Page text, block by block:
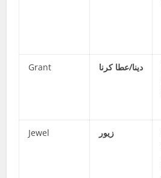
Grant دینا/عطا کرنا
Jewel زیور